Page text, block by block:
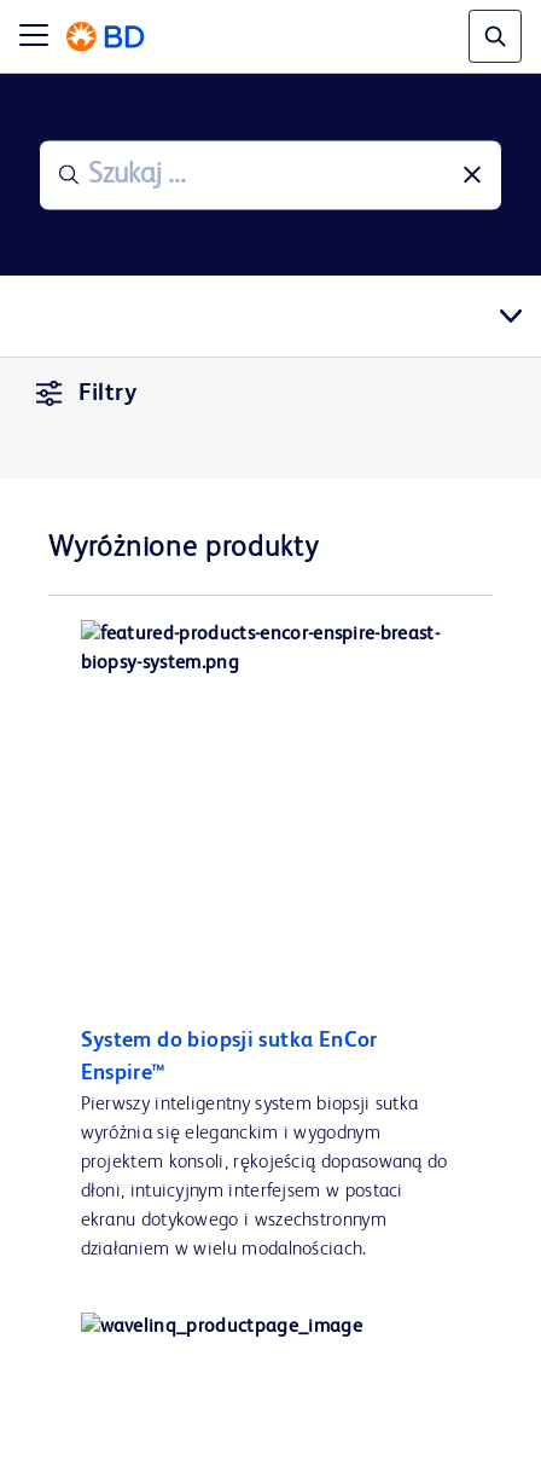
Filtry
Wyróżnione produkty
System do biopsji sutka EnCor
Enspire™
Pierwszy inteligentny system biopsji sutka
wyróżnia się eleganckim i wygodnym
projektem konsoli, rękojeścią dopasowaną do
dłoni, intuicyjnym interfejsem w postaci
ekranu dotykowego i wszechstronnym
działaniem w wielu modalnościach.